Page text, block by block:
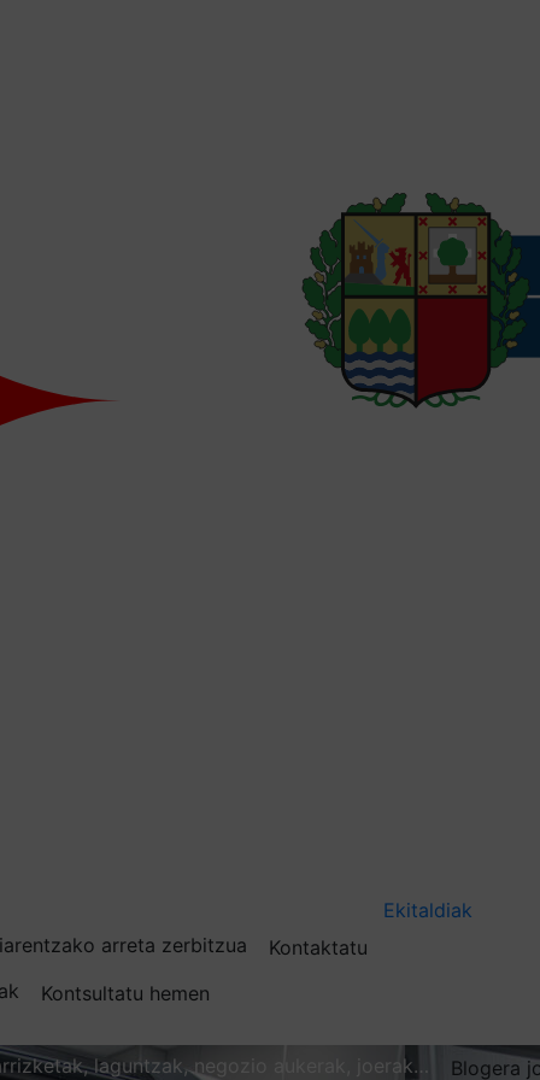
arreta zerbitzua
Kontaktatu
Kontsultatu hemen
Ekitaldiak
laguntzak, negozio aukerak, joerak… Blogera